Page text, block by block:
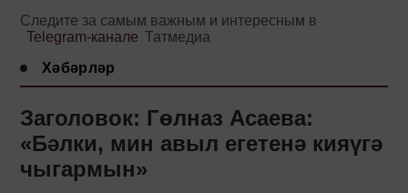
Следите за самым важным и интересным в
Telegram-канале Татмедиа
Хәбәрләр
Заголовок: Гөлназ Асаева:
«Бәлки, мин авыл егетенә кияүгә
чыгармын»